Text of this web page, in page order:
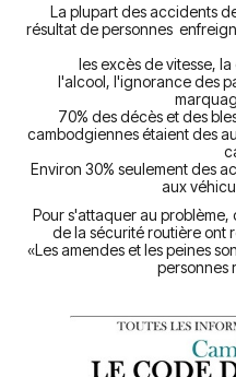
La plupart des accidents
résultat de personnes
les excès de vitesse,
l'alcool, l'ignorance des
70% des décès et des
cambodgiennes étaient des
Environ 30% seulement des
aux
Pour s'attaquer au problème,
de la sécurité routière ont
«Les amendes et les peines
personnes